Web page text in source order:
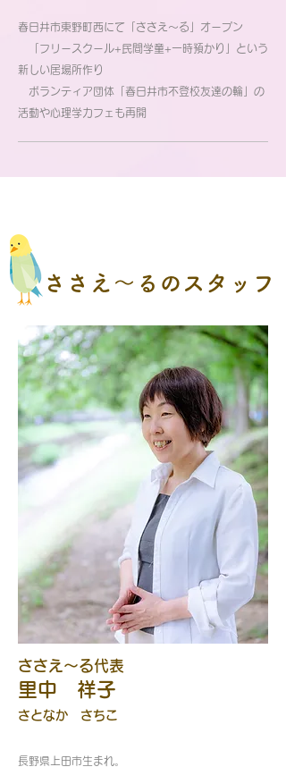
春日井市東野町西にて「ささえ～る」オープン
「フリースクール+民間学童+一時預かり」という
新しい居場所作り
ボランティア団体「春日井市不登校友達の輪」の
活動や心理学カフェも再開
ささえ～るのスタッフ
ささえ～る代表
里中 祥子
さとなか さちこ
長野県上田市生まれ。